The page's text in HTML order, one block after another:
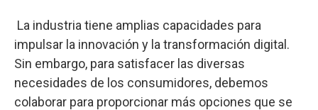
La industria tiene amplias capacidades para
impulsar la innovación y la transformación digital.
Sin embargo, para satisfacer las diversas
necesidades de los consumidores, debemos
colaborar para proporcionar más opciones que se